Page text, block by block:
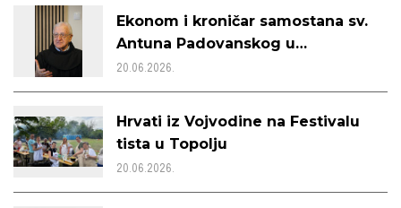
Ekonom i kroničar samostana sv.
Antuna Padovanskog u
Beogradu, Fra dr. Benedikt Vujica
– intervju
20.06.2026.
Hrvati iz Vojvodine na Festivalu
tista u Topolju
20.06.2026.